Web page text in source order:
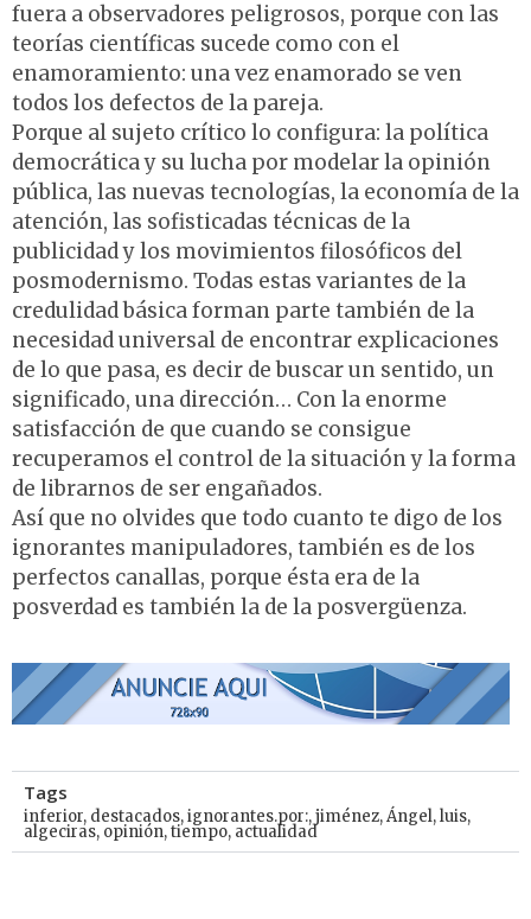
fuera a observadores peligrosos, porque con las
teorías científicas sucede como con el
enamoramiento: una vez enamorado se ven
todos los defectos de la pareja.
Porque al sujeto crítico lo configura: la política
democrática y su lucha por modelar la opinión
pública, las nuevas tecnologías, la economía de la
atención, las sofisticadas técnicas de la
publicidad y los movimientos filosóficos del
posmodernismo. Todas estas variantes de la
credulidad básica forman parte también de la
necesidad universal de encontrar explicaciones
de lo que pasa, es decir de buscar un sentido, un
significado, una dirección… Con la enorme
satisfacción de que cuando se consigue
recuperamos el control de la situación y la forma
de librarnos de ser engañados.
Así que no olvides que todo cuanto te digo de los
ignorantes manipuladores, también es de los
perfectos canallas, porque ésta era de la
posverdad es también la de la posvergüenza.
Tags
inferior, destacados,ignorantes.por:,jiménez,Ángel,luis,
algeciras, opinión,tiempo, actualidad